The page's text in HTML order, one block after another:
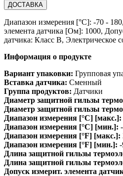
ДОСТАВКА
Диапазон измерения [°C]: -70 -
элемента датчика [Ом]: 1000,
датчика: Класс B, Электрическое
Информация о продукте
Вариант упаковки: Групповая
Вставка датчика: Сменный
Группа продуктов: Датчики
Диаметр защитной гильзы
Диаметр защитной гильзы
Диапазон измерения [°C] [макс.]:
Диапазон измерения [°C] [мин.]:
Диапазон измерения [°F] [макс.]:
Диапазон измерения [°F] [мин.]:
Длина защитной гильзы
Длина защитной гильзы
Допуск измерит. элемента